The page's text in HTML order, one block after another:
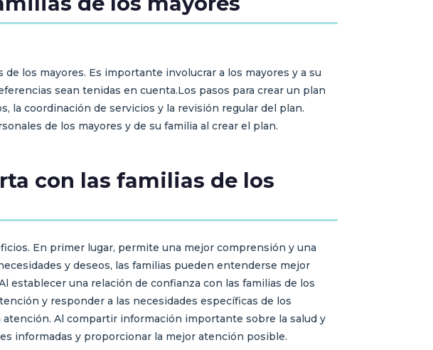
los mayores. Es importante involucrar a los mayores y a su
sean tenidas en cuenta.Los pasos para crear un plan
la coordinación de servicios y la revisión regular del plan.
de los mayores y de su familia al crear el plan.
con las familias de los
En primer lugar, permite una mejor comprensión y una
y deseos, las familias pueden entenderse mejor
establecer una relación de confianza con las familias de los
y responder a las necesidades específicas de los
Al compartir información importante sobre la salud y
informadas y proporcionar la mejor atención posible.